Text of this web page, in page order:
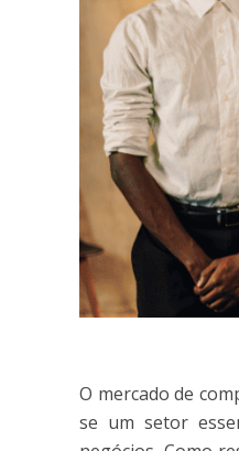
O mercado de
se um setor